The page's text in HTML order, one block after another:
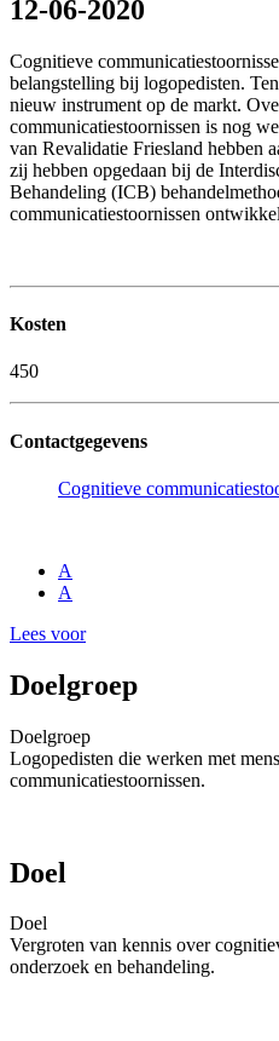
12-06-2020
Cognitieve
belangstelling bij logopedisten.
nieuw instrument op de markt.
communicatiestoornissen is nog
van Revalidatie Friesland hebben
zij hebben opgedaan bij de
Behandeling (ICB)
communicatiestoornissen
Kosten
450
Contactgegevens
Cognitieve
A
A
Lees voor
Doelgroep
Doelgroep
Logopedisten die werken met
communicatiestoornissen.
Doel
Doel
Vergroten van kennis over
onderzoek en behandeling.